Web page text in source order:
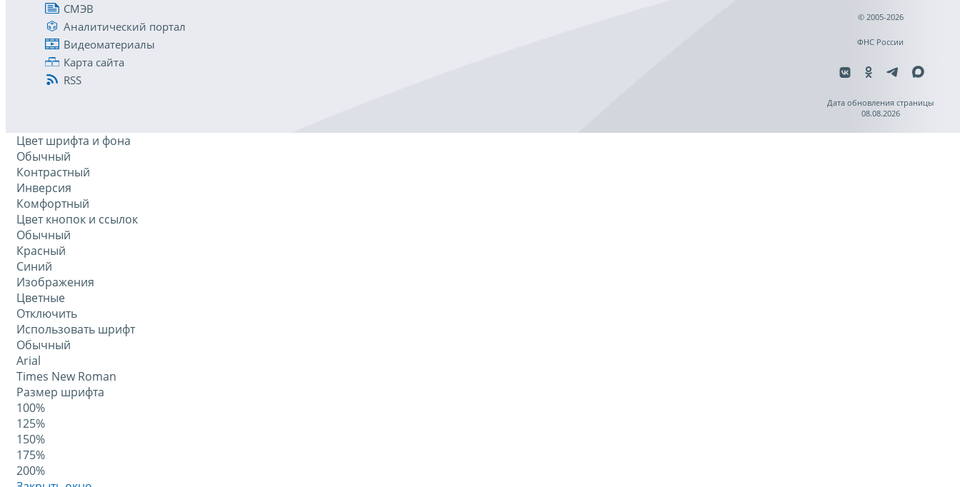
СМЭВ
Аналитический портал
Видеоматериалы
Карта сайта
RSS
© 2005-2026
ФНС России
Дата обновления страницы
08.08.2026
Цвет шрифта и фона
Обычный
Контрастный
Инверсия
Комфортный
Цвет кнопок и ссылок
Обычный
Красный
Синий
Изображения
Цветные
Отключить
Использовать шрифт
Обычный
Arial
Times New Roman
Размер шрифта
100%
125%
150%
175%
200%